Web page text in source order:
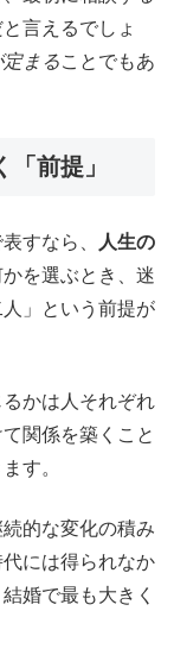
言えるでしょ
定まることでもあ
前提」
すなら、
人生の
を選ぶとき、迷
」という前提が
かは人それぞれ
関係を築くこと
す。
的な変化の積み
には得られなか
婚で最も大きく